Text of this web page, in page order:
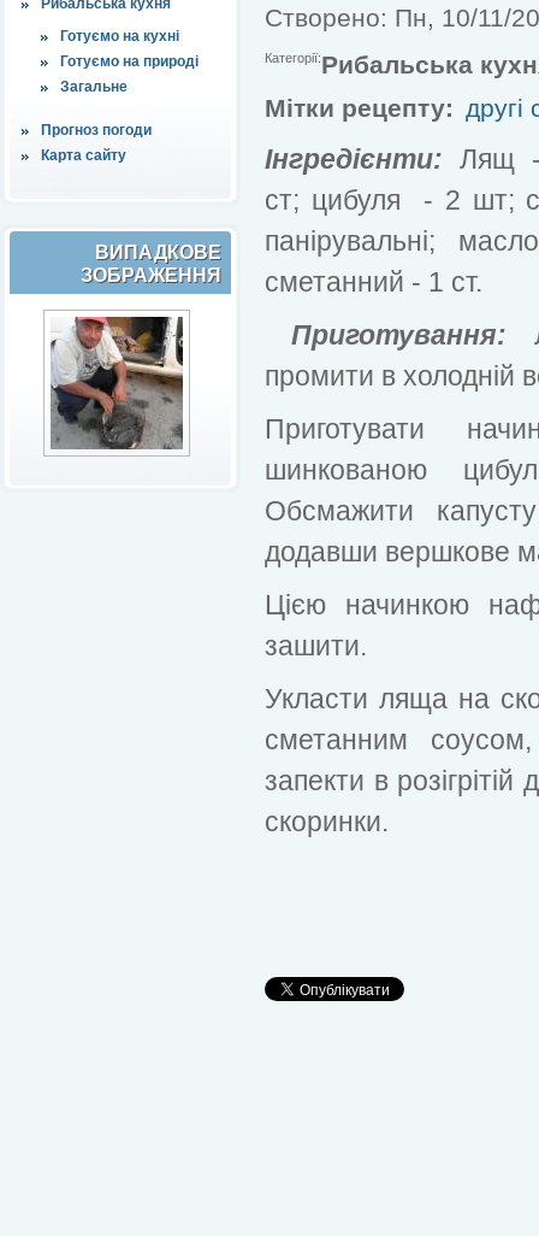
Рибальська кухня
Готуємо на кухні
Готуємо на природі
Загальне
Прогноз погоди
Карта сайту
ВИПАДКОВЕ
ЗОБРАЖЕННЯ
Створено: Пн, 10/11/
Категорії:Рибальська
Мітки рецепту: другі
Інгредієнти: Лящ -
ст; цибуля - 2 шт;
панірувальні;
сметанний - 1 ст.
Приготування:
промити в холодній
Приготувати
шинкованою
Обсмажити
додавши вершкове
Цією начинкою
зашити.
Укласти ляща на
сметанним
запекти в
скоринки.